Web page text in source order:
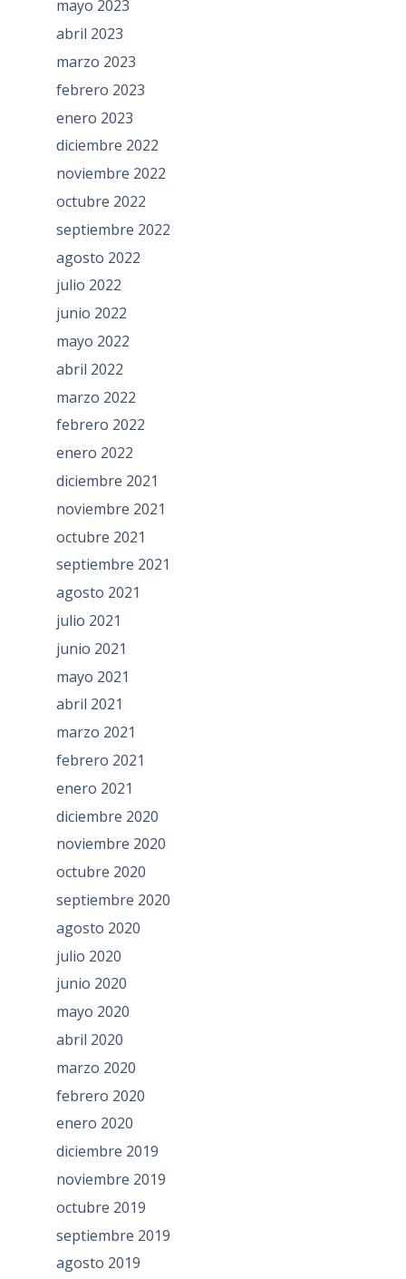
mayo 2023
abril 2023
marzo 2023
febrero 2023
enero 2023
diciembre 2022
noviembre 2022
octubre 2022
septiembre 2022
agosto 2022
julio 2022
junio 2022
mayo 2022
abril 2022
marzo 2022
febrero 2022
enero 2022
diciembre 2021
noviembre 2021
octubre 2021
septiembre 2021
agosto 2021
julio 2021
junio 2021
mayo 2021
abril 2021
marzo 2021
febrero 2021
enero 2021
diciembre 2020
noviembre 2020
octubre 2020
septiembre 2020
agosto 2020
julio 2020
junio 2020
mayo 2020
abril 2020
marzo 2020
febrero 2020
enero 2020
diciembre 2019
noviembre 2019
octubre 2019
septiembre 2019
agosto 2019